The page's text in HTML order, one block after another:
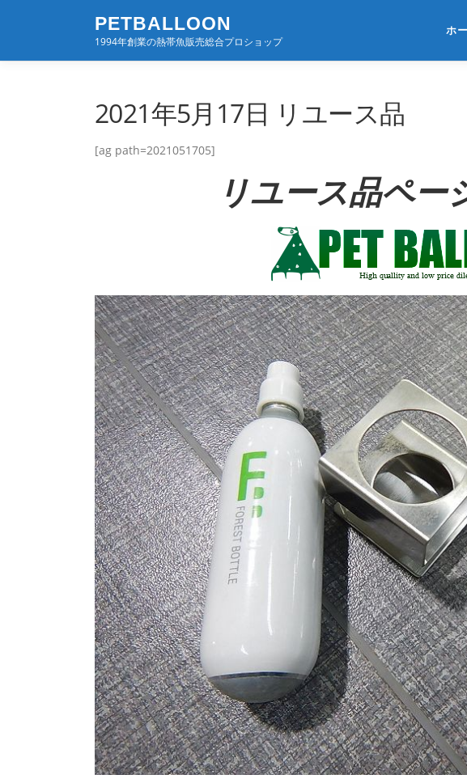
ン
PETBALLOON
1994年創業の熱帯魚販売総合プロショップ
ホ
2021年5月17日 リユース品
[ag path=2021051705]
リユース品ペー